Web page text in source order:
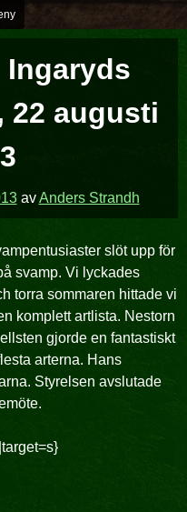
22 augusti
avAnders Strandh
slöt upp för
svamp. Vi lyckades
torra sommaren hittade vi
komplett artlista. Nestorn
gjorde en fantastiskt
arterna. Hans
Styrelsen avslutade